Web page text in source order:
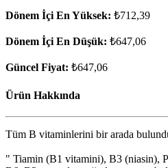
Dönem İçi En Yüksek: ₺712,39
Dönem İçi En Düşük: ₺647,06
Güncel Fiyat: ₺647,06
Ürün Hakkında
Tüm B vitaminlerini bir arada
" Tiamin (B1 vitamini), B3 (niasin),